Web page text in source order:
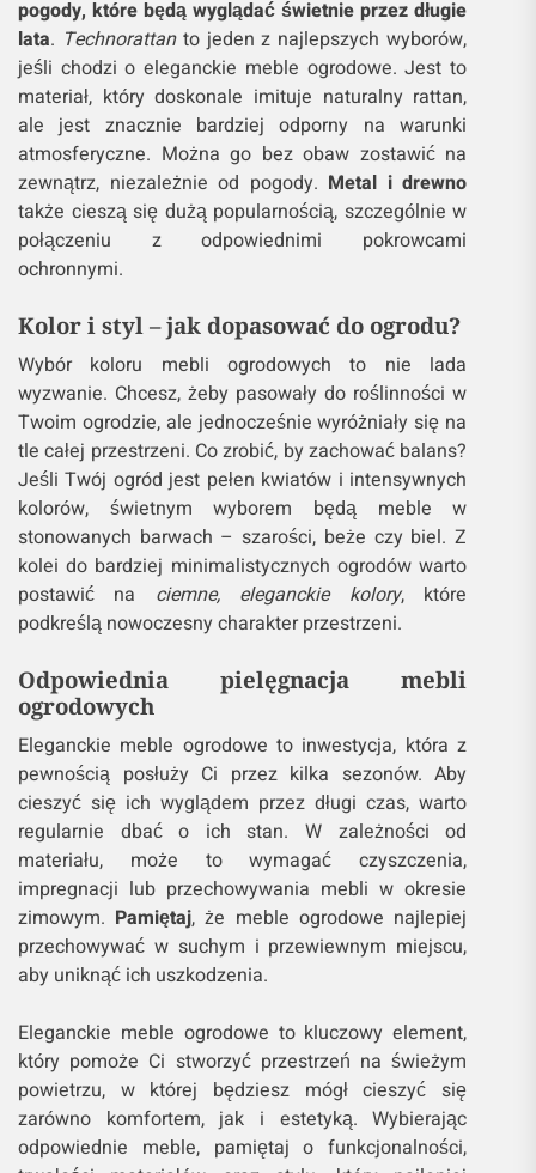
pogody, które będą wyglądać świetnie przez długie
lata. Technorattanto jeden z najlepszych wyborów,
jeśli chodzi o eleganckie meble ogrodowe. Jest to
materiał, który doskonale imituje naturalny rattan,
ale jest znacznie bardziej odporny na warunki
atmosferyczne. Można go bez obaw zostawić na
zewnątrz, niezależnie od pogody. Metal i drewno
także cieszą się dużą popularnością, szczególnie w
połączeniu z odpowiednimi pokrowcami
ochronnymi.
Kolor i styl – jak dopasować do ogrodu?
Wybór koloru mebli ogrodowych to nie lada
wyzwanie. Chcesz, żeby pasowały do roślinności w
Twoim ogrodzie, ale jednocześnie wyróżniały się na
tle całej przestrzeni. Co zrobić, by zachować balans?
Jeśli Twój ogród jest pełen kwiatów i intensywnych
kolorów, świetnym wyborem będą meble w
stonowanych barwach – szarości, beże czy biel. Z
kolei do bardziej minimalistycznych ogrodów warto
postawić na ciemne, eleganckie kolory, które
podkreślą nowoczesny charakter przestrzeni.
Odpowiednia pielęgnacja mebli
ogrodowych
Eleganckie meble ogrodowe to inwestycja, która z
pewnością posłuży Ci przez kilka sezonów. Aby
cieszyć się ich wyglądem przez długi czas, warto
regularnie dbać o ich stan. W zależności od
materiału, może to wymagać czyszczenia,
impregnacji lub przechowywania mebli w okresie
zimowym. Pamiętaj, że meble ogrodowe najlepiej
przechowywać w suchym i przewiewnym miejscu,
aby uniknąć ich uszkodzenia.
Eleganckie meble ogrodowe to kluczowy element,
który pomoże Ci stworzyć przestrzeń na świeżym
powietrzu, w której będziesz mógł cieszyć się
zarówno komfortem, jak i estetyką. Wybierając
odpowiednie meble, pamiętaj o funkcjonalności,